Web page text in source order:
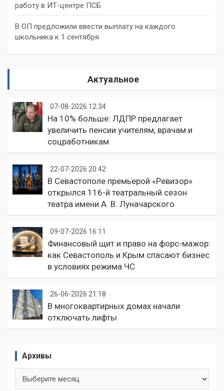
работу в ИТ-центре ПСБ
В ОП предложили ввести выплату на каждого
школьника к 1 сентября
Актуальное
07-08-2026 12:34
На 10% больше: ЛДПР предлагает
увеличить пенсии учителям, врачам и
соцработникам
22-07-2026 20:42
В Севастополе премьерой «Ревизор»
открылся 116-й театральный сезон
театра имени А. В. Луначарского
09-07-2026 16:11
Финансовый щит и право на форс-мажор:
как Севастополь и Крым спасают бизнес
в условиях режима ЧС
26-06-2026 21:18
В многоквартирных домах начали
отключать лифты
Архивы